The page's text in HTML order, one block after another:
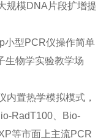
规模DNA片段扩增提
型PCR仪操作简单
生物学实验教学场
置热学模拟模式，
RadT100、Bio-
等市面上主流PCR